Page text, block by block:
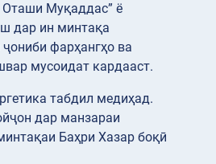
Оташи Муқаддас” ё
дар ин минтақа
фарҳангҳо ва
мусоидат кардааст.
табдил медиҳад.
дар манзараи
Баҳри Хазар боқӣ